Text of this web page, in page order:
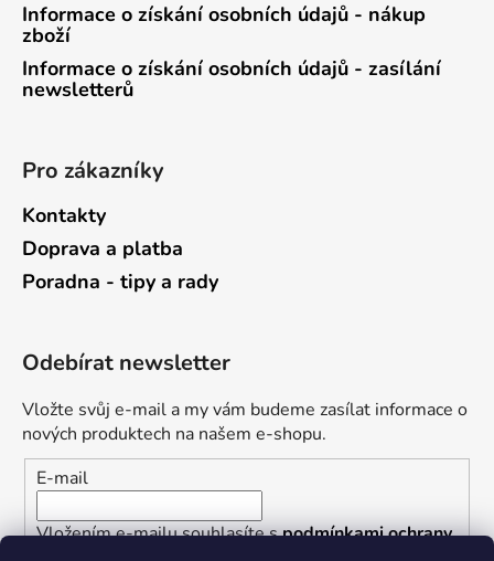
Informace o získání osobních údajů - nákup
zboží
Informace o získání osobních údajů - zasílání
newsletterů
Pro zákazníky
Kontakty
Doprava a platba
Poradna - tipy a rady
Odebírat newsletter
Vložte svůj e-mail a my vám budeme zasílat informace o
nových produktech na našem e-shopu.
E-mail
Vložením e-mailu souhlasíte spodmínkami ochrany